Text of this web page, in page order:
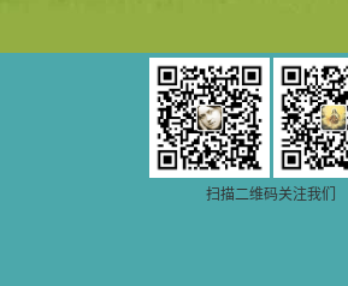
和他们一起赞颂吾主，想到那使我欣
喜欢乐的甜蜜的相会，这世界对于我
一点吸引力都没有了。 从这些书
籍里，我认识了许多爱主的人，他们
使我更亲近主，帮助我更深的认识
主，爱主。这些曾经生活在人间的圣
人圣女，内心隐藏着来自天上光照的
扫描二维码关注我们